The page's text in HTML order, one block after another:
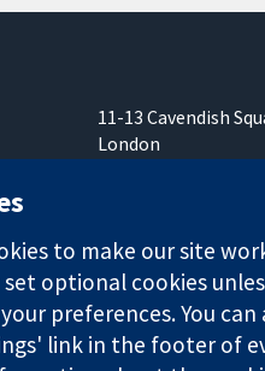
11-13 Cavendish
London
a company limited by
to make our site
optional cookies
preferences. You
link in the footer of